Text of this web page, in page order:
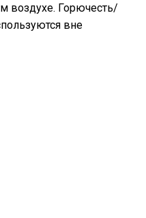
воздухе. Горючесть/
вне